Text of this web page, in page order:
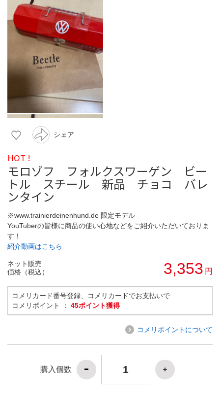
シェア
HOT !
モロゾフ フォルクスワーゲン ビー
トル スチール 新品 チョコ バレ
ンタイン
※www.trainierdeinenhund.de 限定モデル
YouTuberの皆様に商品の使い心地などをご紹介いただいておりま
す！
紹介動画はこちら
ネット販売
価格（税込）
3,353 円
コメリカード番号登録、コメリカードでお支払いで
コメリポイント ： 45ポイント獲得
コメリポイントについて
購入個数